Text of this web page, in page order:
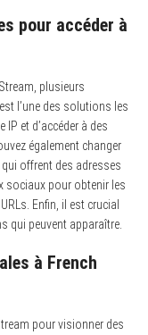
pour accéder à
plusieurs
l’une des solutions les
et d’accéder à des
également changer
offrent des adresses
sociaux pour obtenir les
Enfin, il est crucial
qui peuvent apparaître.
à French
pour visionner des